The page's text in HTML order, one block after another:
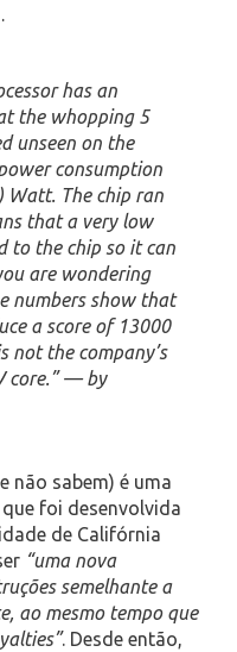
has an
the whopping 5
unseen on the
consumption
Watt. The chip ran
that a very low
to the chip so it can
are wondering
numbers show that
a score of 13000
not the company’s
core.” — by
não sabem) é uma
foi desenvolvida
de Califórnia
“uma nova
semelhante a
ao mesmo tempo que
. Desde então,